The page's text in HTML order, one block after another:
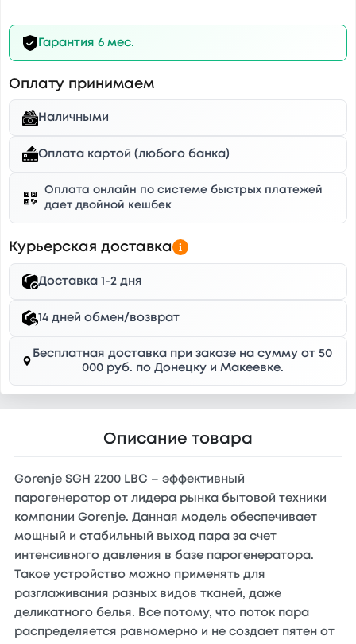
Гарантия 6 мес.
Оплату принимаем
Наличными
Оплата картой (любого банка)
Оплата онлайн по системе быстрых платежей
дает двойной кешбек
Курьерская доставка
Доставка 1-2 дня
14 дней обмен/возврат
Бесплатная доставка при заказе на сумму от 50
000 руб. по Донецку и Макеевке.
Описание товара
Gorenje SGH 2200 LBC – эффективный
парогенератор от лидера рынка бытовой техники
компании Gorenje. Данная модель обеспечивает
мощный и стабильный выход пара за счет
интенсивного давления в базе парогенератора.
Такое устройство можно применять для
разглаживания разных видов тканей, даже
деликатного белья. Все потому, что поток пара
распределяется равномерно и не создает пятен от